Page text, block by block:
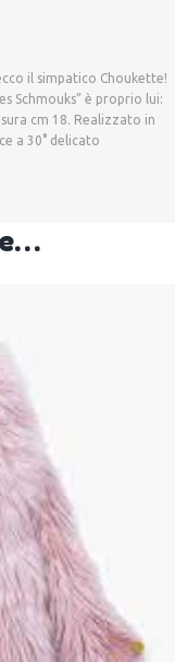
il simpatico Choukette!
Schmouks” è proprio lui:
cm 18. Realizzato in
a 30° delicato